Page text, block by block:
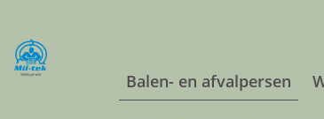
Balen- en afvalpersen